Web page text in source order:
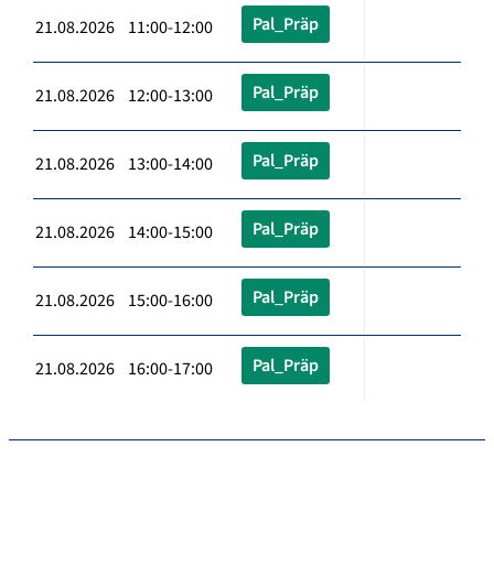
21.08.2026 11:00-12:00 Pal_Präp
21.08.2026 12:00-13:00 Pal_Präp
21.08.2026 13:00-14:00 Pal_Präp
21.08.2026 14:00-15:00 Pal_Präp
21.08.2026 15:00-16:00 Pal_Präp
21.08.2026 16:00-17:00 Pal_Präp